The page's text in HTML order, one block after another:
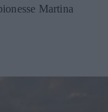
Martina